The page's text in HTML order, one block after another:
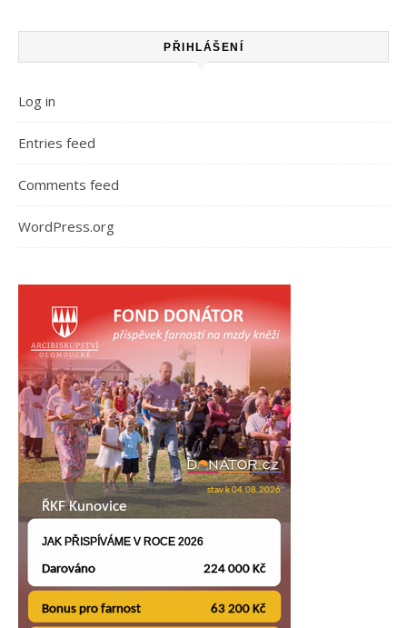
PŘIHLÁŠENÍ
Log in
Entries feed
Comments feed
WordPress.org